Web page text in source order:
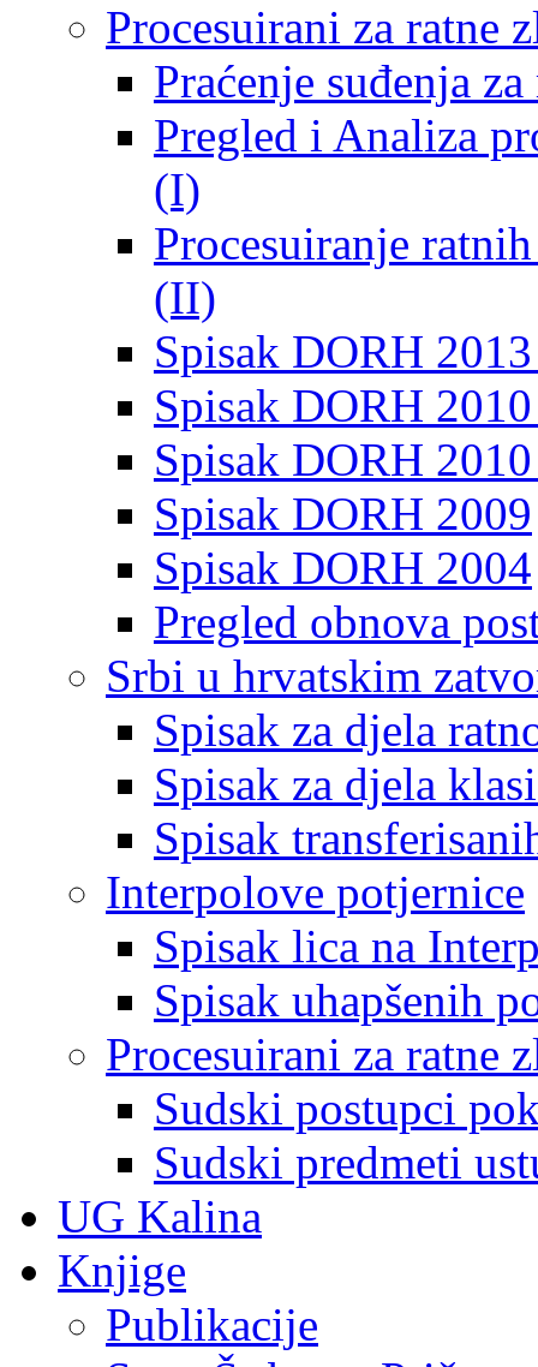
Procesuirani za ratne
Praćenje suđenja
Pregled i Analiza
(I)
Procesuiranje
(II)
Spisak DORH
Spisak DORH
Spisak DORH
Spisak DORH 2009
Spisak DORH 2004
Pregled obnova
Srbi u hrvatskim
Spisak za djela
Spisak za djela
Spisak
Interpolove potjernice
Spisak lica na
Spisak uhapšenih
Procesuirani za ratne
Sudski postupci
Sudski predmeti
UG Kalina
Knjige
Publikacije